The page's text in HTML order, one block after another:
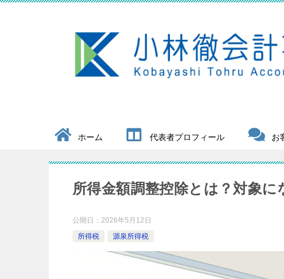
ホーム 代表者プロフィール お
所得金額調整控除とは？対象
公開日： 2026年5月12日
所得税
源泉所得税